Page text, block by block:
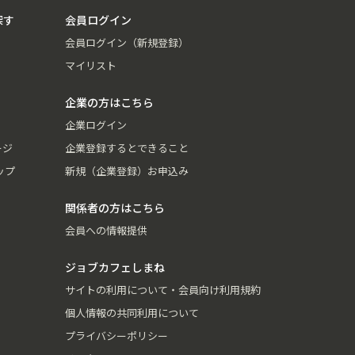
プ
会員ログイン
会員ログイン（新規登録）
マイリスト
企業の方はこちら
企業ログイン
企業登録するとできること
新規（企業登録）お申込み
関係者の方はこちら
会員への情報提供
ジョブカフェしまね
サイトの利用について・会員向け利用規約
個人情報の共同利用について
プライバシーポリシー